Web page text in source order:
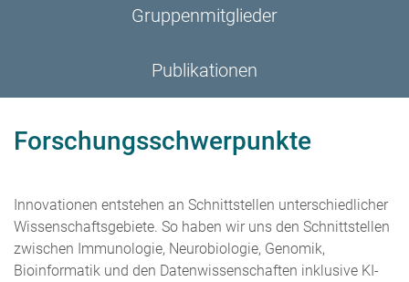
Gruppenmitglieder
Publikationen
Forschungsschwerpunkte
Innovationen entstehen an Schnittstellen unterschiedlicher
Wissenschaftsgebiete. So haben wir uns den Schnittstellen
zwischen Immunologie, Neurobiologie, Genomik,
Bioinformatik und den Datenwissenschaften inklusive KI-